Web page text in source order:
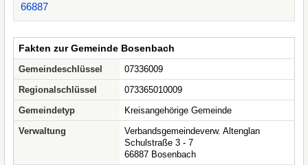
66887
Fakten zur Gemeinde Bosenbach
Gemeindeschlüssel
07336009
Regionalschlüssel
073365010009
Gemeindetyp
Kreisangehörige Gemeinde
Verwaltung
Verbandsgemeindeverw. Altenglan
Schulstraße 3 - 7
66887 Bosenbach